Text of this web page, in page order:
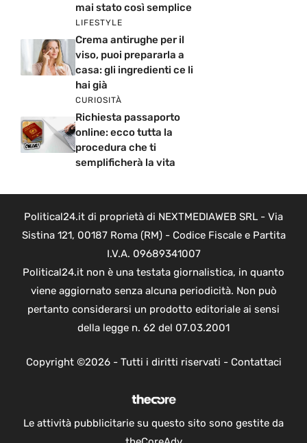
mai stato così semplice
LIFESTYLE
Crema antirughe per il
viso, puoi prepararla a
casa: gli ingredienti ce li
hai già
CURIOSITÀ
Richiesta passaporto
online: ecco tutta la
procedura che ti
semplificherà la vita
Political24.it di proprietà di NEXTMEDIAWEB SRL - Via
Sistina 121, 00187 Roma (RM) - Codice Fiscale e Partita
I.V.A. 09689341007
Political24.it non è una testata giornalistica, in quanto
viene aggiornato senza alcuna periodicità. Non può
pertanto considerarsi un prodotto editoriale ai sensi
della legge n. 62 del 07.03.2001
Copyright ©2026 - Tutti i diritti riservati - Contattaci
Le attività pubblicitarie su questo sito sono gestite da